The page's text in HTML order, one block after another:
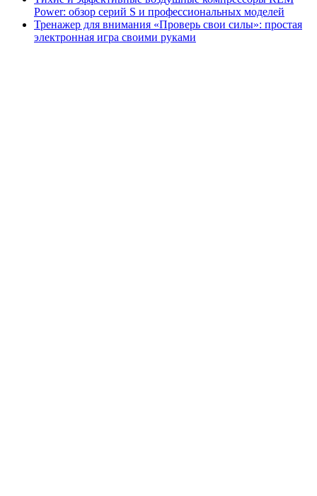
Power: обзор серий S и профессиональных моделей
Тренажер для внимания «Проверь свои силы»: простая
электронная игра своими руками